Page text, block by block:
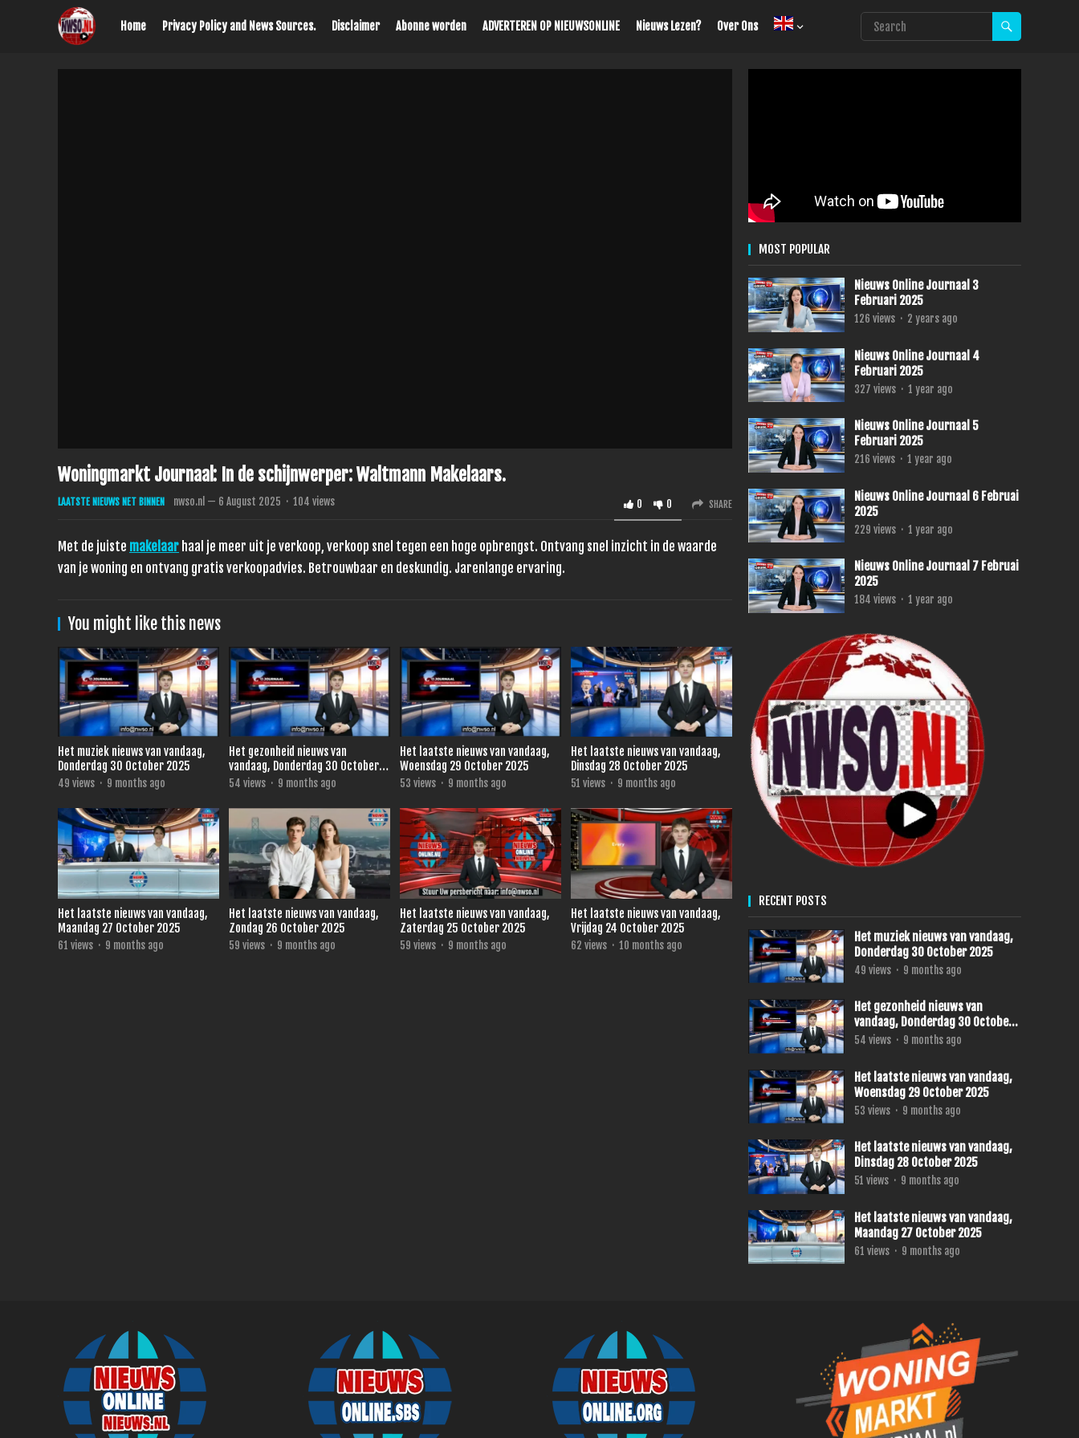
Home Privacy Policy and News Sources. Disclaimer Abonne worden ADVERTEREN OP NIEUWSONLINE Nieuws Lezen? Over Ons
Woningmarkt Journaal: In de schijnwerper: Waltmann Makelaars.
LAATSTE NIEUWS NET BINNEN nwso.nl — 6 August 2025 · 104 views 0 0 SHARE
Met de juiste makelaar haal je meer uit je verkoop, verkoop snel tegen een hoge opbrengst. Ontvang snel inzicht in de waarde
van je woning en ontvang gratis verkoopadvies. Betrouwbaar en deskundig. Jarenlange ervaring.
You might like this news
Het muziek nieuws van vandaag,
Donderdag 30 October 2025
49 views · 9 months ago
Het gezonheid nieuws van
vandaag, Donderdag 30 October
2025
54 views · 9 months ago
Het laatste nieuws van vandaag,
Woensdag 29 October 2025
53 views · 9 months ago
Het laatste nieuws van vandaag,
Dinsdag 28 October 2025
51 views · 9 months ago
Het laatste nieuws van vandaag,
Maandag 27 October 2025
61 views · 9 months ago
Het laatste nieuws van vandaag,
Zondag 26 October 2025
59 views · 9 months ago
Het laatste nieuws van vandaag,
Zaterdag 25 October 2025
59 views · 9 months ago
Het laatste nieuws van vandaag,
Vrijdag 24 October 2025
62 views · 10 months ago
MOST POPULAR
Nieuws Online Journaal 3
Februari 2025
126 views · 2 years ago
Nieuws Online Journaal 4
Februari 2025
327 views · 1 year ago
Nieuws Online Journaal 5
Februari 2025
216 views · 1 year ago
Nieuws Online Journaal 6 Februai
2025
229 views · 1 year ago
Nieuws Online Journaal 7 Februai
2025
184 views · 1 year ago
RECENT POSTS
Het muziek nieuws van vandaag,
Donderdag 30 October 2025
49 views · 9 months ago
Het gezonheid nieuws van
vandaag, Donderdag 30 October
2025
54 views · 9 months ago
Het laatste nieuws van vandaag,
Woensdag 29 October 2025
53 views · 9 months ago
Het laatste nieuws van vandaag,
Dinsdag 28 October 2025
51 views · 9 months ago
Het laatste nieuws van vandaag,
Maandag 27 October 2025
61 views · 9 months ago